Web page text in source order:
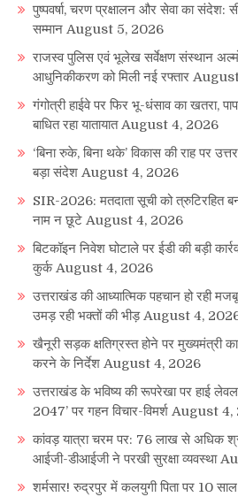
पुष्पवर्षा, चरण प्रक्षालन और सेवा का संदेश:
सम्मान August 5, 2026
राजस्व पुलिस एवं भूलेख सर्वेक्षण संस्थान
आधुनिकीकरण को मिली नई रफ्तार
गंगोत्री हाईवे पर फिर भू-धंसाव का खतरा,
बाधित रहा यातायात August 4, 2026
‘बिना रुके, बिना थके’ विकास की राह पर
बड़ा संदेश August 4, 2026
SIR-2026: मतदाता सूची को त्रुटिरहित
नाम न छूटे August 4, 2026
बिटकॉइन निवेश घोटाले पर ईडी की बड़ी
कुर्क August 4, 2026
उत्तराखंड की आध्यात्मिक पहचान हो रही
उमड़ रही भक्तों की भीड़ August 4,
खैनूरी सड़क क्षतिग्रस्त होने पर मुख्यमंत्री
करने के निर्देश August 4, 2026
उत्तराखंड के भविष्य की रूपरेखा पर हाई
2047’ पर गहन विचार-विमर्श August 4,
कांवड़ यात्रा चरम पर: 76 लाख से अधिक
आईजी-डीआईजी ने परखी सुरक्षा व्यवस्था
शर्मसार! रुद्रपुर में कलयुगी पिता पर 10